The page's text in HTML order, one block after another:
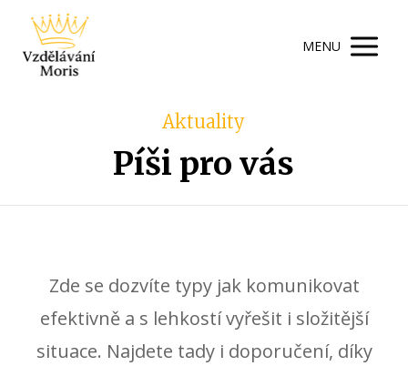
MENU
Aktuality
Píši pro vás
Zde se dozvíte typy jak komunikovat
efektivně a s lehkostí vyřešit i složitější
situace. Najdete tady i doporučení, díky